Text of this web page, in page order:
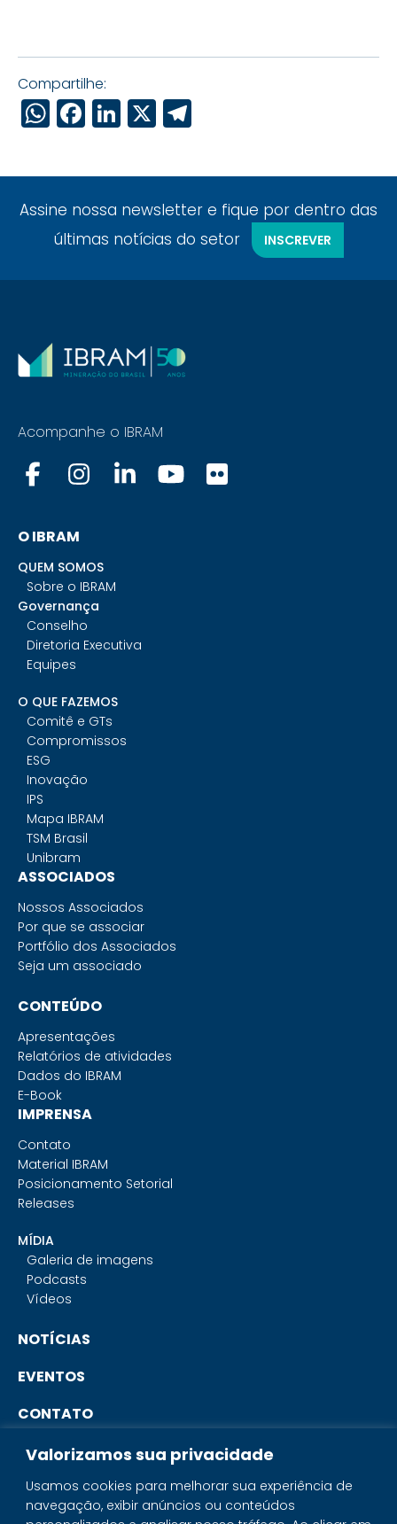
Valorizamos sua privacidade
Usamos cookies para melhorar sua experiência de
navegação, exibir anúncios ou conteúdos
Compartilhe:
WhatsApp
Facebook
LinkedIn
X
Assine nossa newsletter e fique por dentro das
últimas notícias do setor
INSCREVER
Acompanhe o IBRAM
O IBRAM
QUEM SOMOS
Sobre o IBRAM
Governança
Conselho
Diretoria Executiva
Equipes
O QUE FAZEMOS
Comitê e GTs
Compromissos
ESG
Inovação
IPS
Mapa IBRAM
TSM Brasil
Unibram
ASSOCIADOS
Nossos Associados
Por que se associar
Portfólio dos Associados
Seja um associado
CONTEÚDO
Apresentações
Relatórios de atividades
Dados do IBRAM
E-Book
IMPRENSA
Contato
Material IBRAM
Posicionamento Setorial
Releases
MÍDIA
Galeria de imagens
Podcasts
Vídeos
NOTÍCIAS
EVENTOS
CONTATO
PORTAL DO ASSOCIADO
SISTEMA IBRAM